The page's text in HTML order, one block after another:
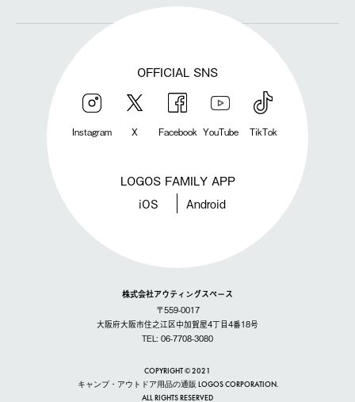
OFFICIAL SNS
Instagram X Facebook YouTube TikTok
LOGOS FAMILY APP
iOS Android
株式会社アウティングスペース
〒559-0017
大阪府大阪市住之江区中加賀屋4丁目4番18号
TEL: 06-7708-3080
COPYRIGHT © 2021
キャンプ・アウトドア用品の通販 LOGOS CORPORATION.
ALL RIGHTS RESERVED